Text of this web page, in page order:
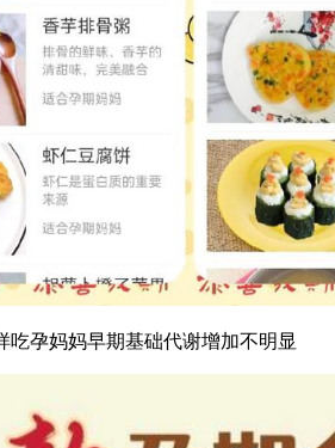
吃孕妈妈早期基础代谢增加不明显